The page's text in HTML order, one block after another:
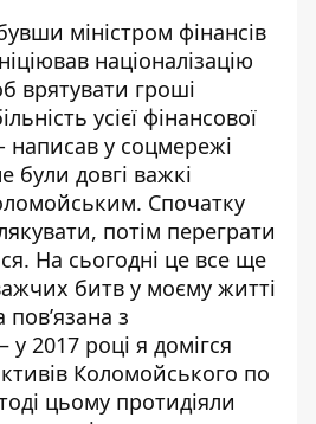
міністром фінансів
націоналізацію
врятувати гроші
усієї фінансової
написав у соцмережі
довгі важкі
Спочатку
потім переграти
На сьогодні це все ще
битв у моєму житті
з
2017 році я домігся
Коломойського по
цьому протидіяли